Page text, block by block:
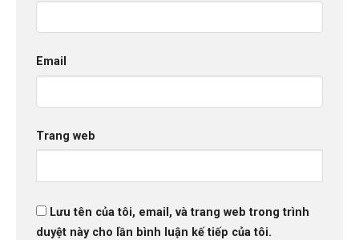
Email
Trang web
Lưu tên của tôi, email, và trang web trong trình
duyệt này cho lần bình luận kế tiếp của tôi.